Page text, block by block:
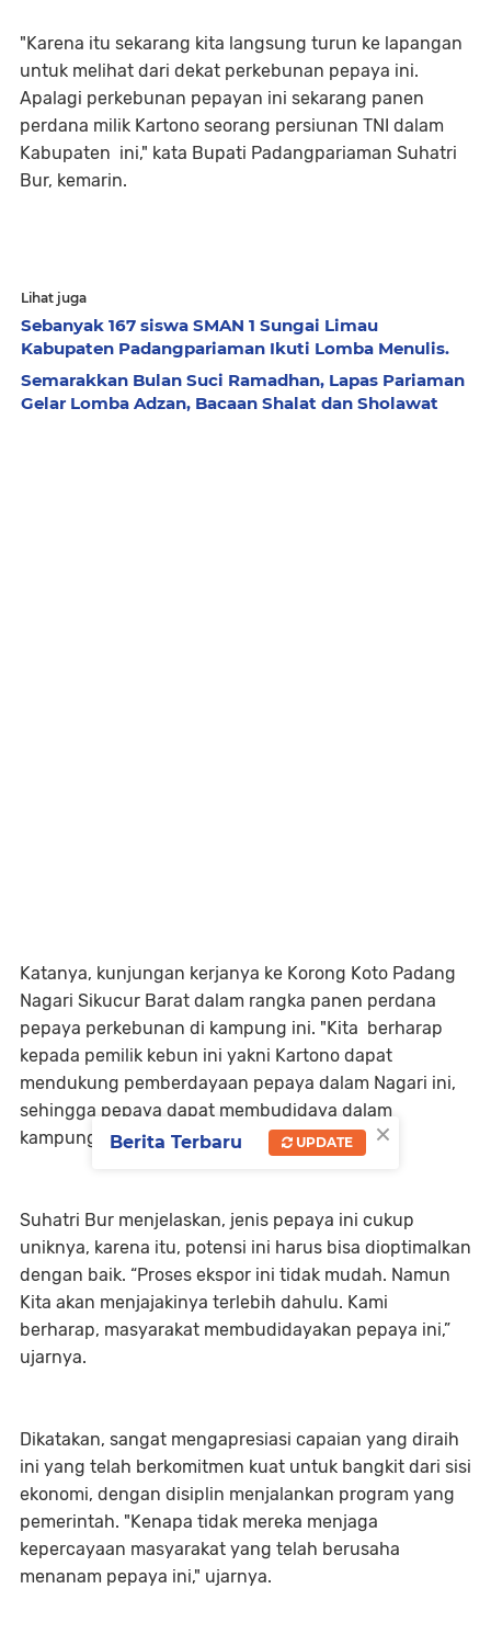
"Karena itu sekarang kita langsung turun ke lapangan
untuk melihat dari dekat perkebunan pepaya ini.
Apalagi perkebunan pepayan ini sekarang panen
perdana milik Kartono seorang persiunan TNI dalam
Kabupaten ini," kata Bupati Padangpariaman Suhatri
Bur, kemarin.
Lihat juga
Sebanyak 167 siswa SMAN 1 Sungai Limau
Kabupaten Padangpariaman Ikuti Lomba Menulis.
Semarakkan Bulan Suci Ramadhan, Lapas Pariaman
Gelar Lomba Adzan, Bacaan Shalat dan Sholawat
Katanya, kunjungan kerjanya ke Korong Koto Padang
Nagari Sikucur Barat dalam rangka panen perdana
pepaya perkebunan di kampung ini. "Kita berharap
kepada pemilik kebun ini yakni Kartono dapat
mendukung pemberdayaan pepaya dalam Nagari ini,
sehingga pepaya dapat membudidaya dalam
kampung ini," ujarnya.
Suhatri Bur menjelaskan, jenis pepaya ini cukup
uniknya, karena itu, potensi ini harus bisa dioptimalkan
dengan baik. “Proses ekspor ini tidak mudah. Namun
Kita akan menjajakinya terlebih dahulu. Kami
berharap, masyarakat membudidayakan pepaya ini,”
ujarnya.
Dikatakan, sangat mengapresiasi capaian yang diraih
ini yang telah berkomitmen kuat untuk bangkit dari sisi
ekonomi, dengan disiplin menjalankan program yang
pemerintah. "Kenapa tidak mereka menjaga
kepercayaan masyarakat yang telah berusaha
menanam pepaya ini," ujarnya.
×
Berita Terbaru UPDATE